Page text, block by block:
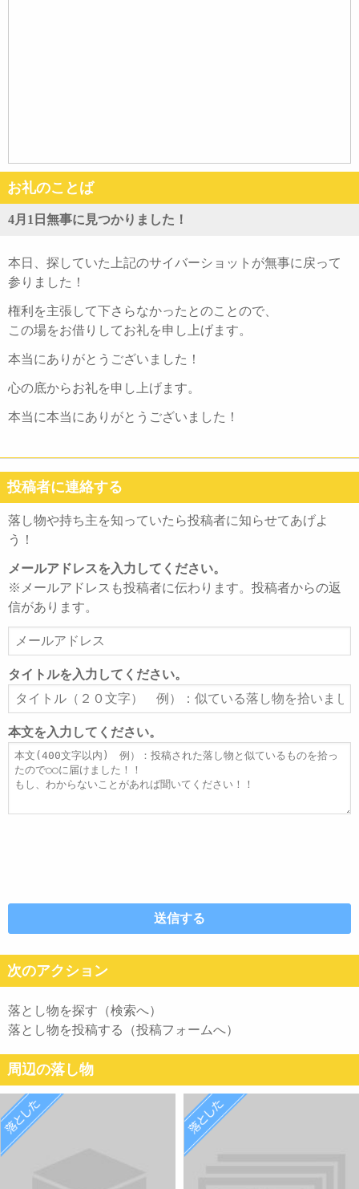
お礼のことば
4月1日無事に見つかりました！
本日、探していた上記のサイバーショットが無事に戻って
参りました！
権利を主張して下さらなかったとのことので、
この場をお借りしてお礼を申し上げます。
本当にありがとうございました！
心の底からお礼を申し上げます。
本当に本当にありがとうございました！
投稿者に連絡する
落し物や持ち主を知っていたら投稿者に知らせてあげよ
う！
メールアドレスを入力してください。
※メールアドレスも投稿者に伝わります。投稿者からの返
信があります。
ー
ル
ア
ド
レ
ス
タイトルを入力してください。
タ
イ
ト
ル
本文を入力してください。
本
文
次のアクション
落とし物を探す（検索へ）
落とし物を投稿する（投稿フォームへ）
周辺の落し物